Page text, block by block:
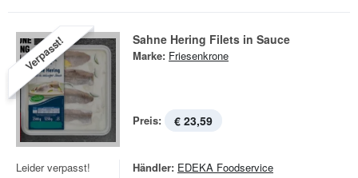
Verpasst! Sahne Hering Filets in Sauce
Marke: Friesenkrone
Preis: € 23,59
Leider verpasst!
Händler: EDEKA Foodservice